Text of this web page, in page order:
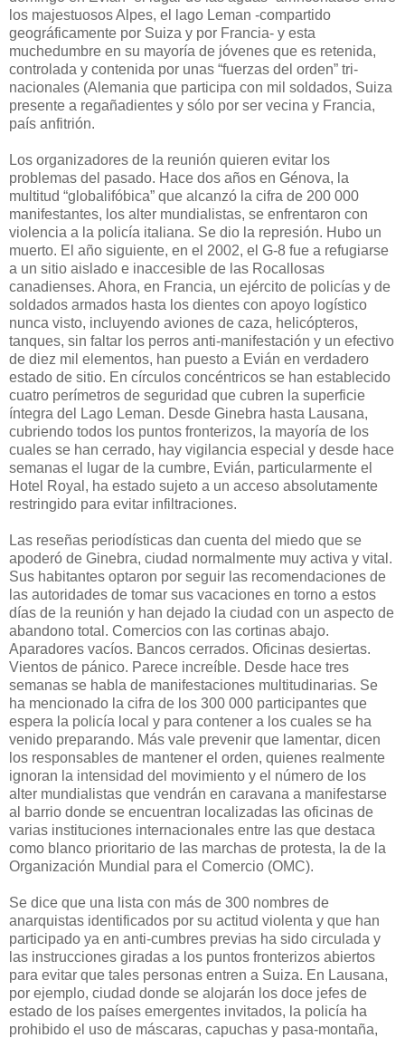
los majestuosos Alpes, el lago Leman -compartido
geográficamente por Suiza y por Francia- y esta
muchedumbre en su mayoría de jóvenes que es retenida,
controlada y contenida por unas “fuerzas del orden” tri-
nacionales (Alemania que participa con mil soldados, Suiza
presente a regañadientes y sólo por ser vecina y Francia,
país anfitrión.
Los organizadores de la reunión quieren evitar los
problemas del pasado. Hace dos años en Génova, la
multitud “globalifóbica” que alcanzó la cifra de 200 000
manifestantes, los alter mundialistas, se enfrentaron con
violencia a la policía italiana. Se dio la represión. Hubo un
muerto. El año siguiente, en el 2002, el G-8 fue a refugiarse
a un sitio aislado e inaccesible de las Rocallosas
canadienses. Ahora, en Francia, un ejército de policías y de
soldados armados hasta los dientes con apoyo logístico
nunca visto, incluyendo aviones de caza, helicópteros,
tanques, sin faltar los perros anti-manifestación y un efectivo
de diez mil elementos, han puesto a Evián en verdadero
estado de sitio. En círculos concéntricos se han establecido
cuatro perímetros de seguridad que cubren la superficie
íntegra del Lago Leman. Desde Ginebra hasta Lausana,
cubriendo todos los puntos fronterizos, la mayoría de los
cuales se han cerrado, hay vigilancia especial y desde hace
semanas el lugar de la cumbre, Evián, particularmente el
Hotel Royal, ha estado sujeto a un acceso absolutamente
restringido para evitar infiltraciones.
Las reseñas periodísticas dan cuenta del miedo que se
apoderó de Ginebra, ciudad normalmente muy activa y vital.
Sus habitantes optaron por seguir las recomendaciones de
las autoridades de tomar sus vacaciones en torno a estos
días de la reunión y han dejado la ciudad con un aspecto de
abandono total. Comercios con las cortinas abajo.
Aparadores vacíos. Bancos cerrados. Oficinas desiertas.
Vientos de pánico. Parece increíble. Desde hace tres
semanas se habla de manifestaciones multitudinarias. Se
ha mencionado la cifra de los 300 000 participantes que
espera la policía local y para contener a los cuales se ha
venido preparando. Más vale prevenir que lamentar, dicen
los responsables de mantener el orden, quienes realmente
ignoran la intensidad del movimiento y el número de los
alter mundialistas que vendrán en caravana a manifestarse
al barrio donde se encuentran localizadas las oficinas de
varias instituciones internacionales entre las que destaca
como blanco prioritario de las marchas de protesta, la de la
Organización Mundial para el Comercio (OMC).
Se dice que una lista con más de 300 nombres de
anarquistas identificados por su actitud violenta y que han
participado ya en anti-cumbres previas ha sido circulada y
las instrucciones giradas a los puntos fronterizos abiertos
para evitar que tales personas entren a Suiza. En Lausana,
por ejemplo, ciudad donde se alojarán los doce jefes de
estado de los países emergentes invitados, la policía ha
prohibido el uso de máscaras, capuchas y pasa-montaña,